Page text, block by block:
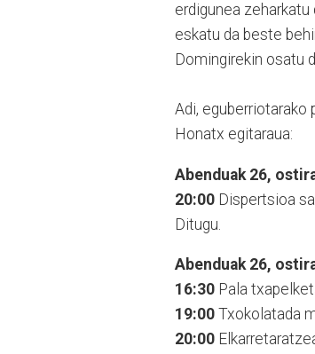
erdigunea
eskatu da beste
Domingirekin osatu
Adi, eguberriotarako
Honatx egitaraua:
Abenduak 26,
20:00 Dispertsioa
Ditugu.
Abenduak 26,
16:30 Pala
19:00 Txokolatada
20:00